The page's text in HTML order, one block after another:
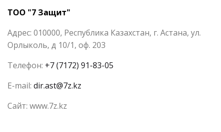
ТОО "7 Защит"
Адрес: 010000, Республика Казахстан, г. Астана, ул.
Орлыколь, д 10/1, оф. 203
Телефон: +7 (7172) 91-83-05
E-mail: dir.ast@7z.kz
Сайт: www.7z.kz